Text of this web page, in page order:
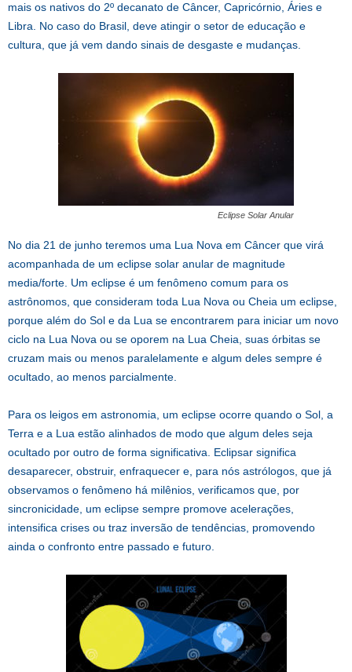
mais os nativos do 2º decanato de Câncer, Capricórnio, Áries e
Libra. No caso do Brasil, deve atingir o setor de educação e
cultura, que já vem dando sinais de desgaste e mudanças.
Eclipse Solar Anular
No dia 21 de junho teremos uma Lua Nova em Câncer que virá
acompanhada de um eclipse solar anular de magnitude
media/forte. Um eclipse é um fenômeno comum para os
astrônomos, que consideram toda Lua Nova ou Cheia um eclipse,
porque além do Sol e da Lua se encontrarem para iniciar um novo
ciclo na Lua Nova ou se oporem na Lua Cheia, suas órbitas se
cruzam mais ou menos paralelamente e algum deles sempre é
ocultado, ao menos parcialmente.
Para os leigos em astronomia, um eclipse ocorre quando o Sol, a
Terra e a Lua estão alinhados de modo que algum deles seja
ocultado por outro de forma significativa. Eclipsar significa
desaparecer, obstruir, enfraquecer e, para nós astrólogos, que já
observamos o fenômeno há milênios, verificamos que, por
sincronicidade, um eclipse sempre promove acelerações,
intensifica crises ou traz inversão de tendências, promovendo
ainda o confronto entre passado e futuro.